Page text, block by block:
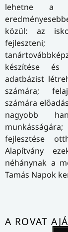
lehetne a
közül: az
készítése és
adatbázist
számára;
számára
nagyobb
fejlesztése
Alapítvány
néhánynak a
Tamás Napok
A ROVAT